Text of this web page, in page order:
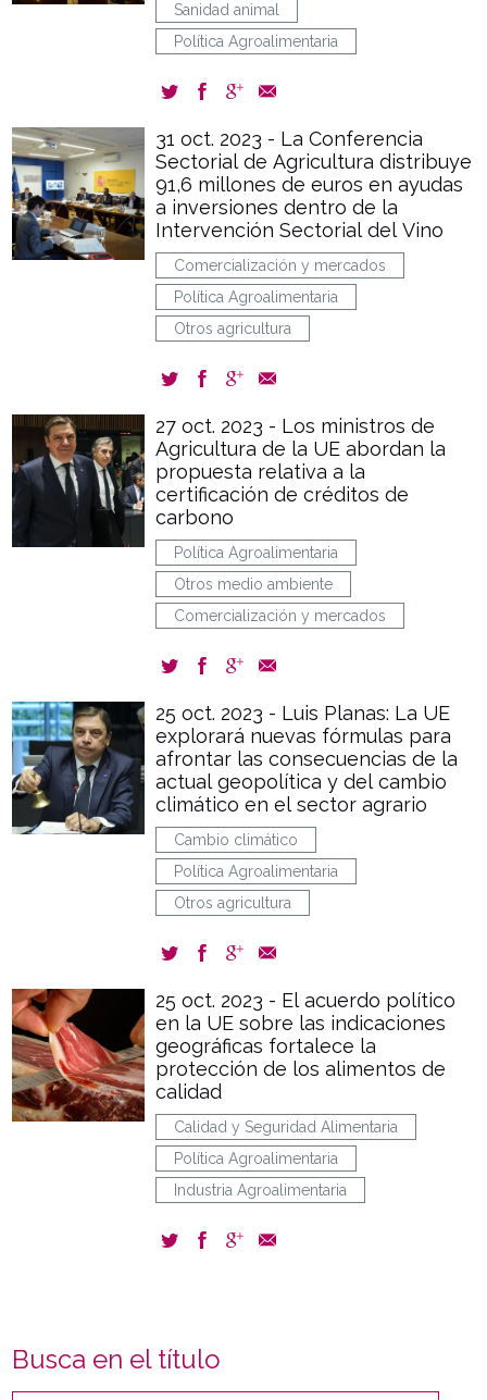
Sanidad animal
Política Agroalimentaria
31 oct. 2023 - La Conferencia
Sectorial de Agricultura distribuye
91,6 millones de euros en ayudas
a inversiones dentro de la
Intervención Sectorial del Vino
Comercialización y mercados
Política Agroalimentaria
Otros agricultura
27 oct. 2023 - Los ministros de
Agricultura de la UE abordan la
propuesta relativa a la
certificación de créditos de
carbono
Política Agroalimentaria
Otros medio ambiente
Comercialización y mercados
25 oct. 2023 - Luis Planas: La UE
explorará nuevas fórmulas para
afrontar las consecuencias de la
actual geopolítica y del cambio
climático en el sector agrario
Cambio climático
Política Agroalimentaria
Otros agricultura
25 oct. 2023 - El acuerdo político
en la UE sobre las indicaciones
geográficas fortalece la
protección de los alimentos de
calidad
Calidad y Seguridad Alimentaria
Política Agroalimentaria
Industria Agroalimentaria
Busca en el título